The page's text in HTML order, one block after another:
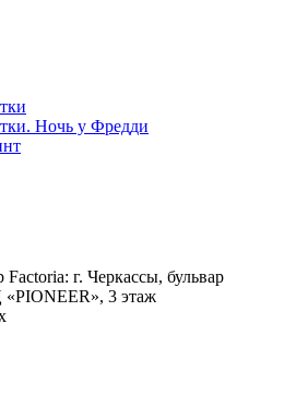
Ночь у Фредди
г. Черкассы, бульвар
3 этаж